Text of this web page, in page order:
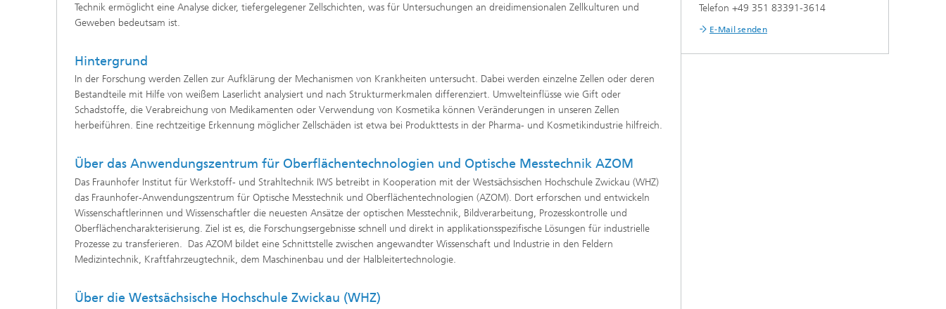
Technik ermöglicht eine Analyse dicker, tiefergelegener Zellschichten, was für Untersuchungen an dreidimensionalen Zellkulturen und
Geweben bedeutsam ist.
Hintergrund
In der Forschung werden Zellen zur Aufklärung der Mechanismen von Krankheiten untersucht. Dabei werden einzelne Zellen oder deren
Bestandteile mit Hilfe von weißem Laserlicht analysiert und nach Strukturmerkmalen differenziert. Umwelteinflüsse wie Gift oder
Schadstoffe, die Verabreichung von Medikamenten oder Verwendung von Kosmetika können Veränderungen in unseren Zellen
herbeiführen. Eine rechtzeitige Erkennung möglicher Zellschäden ist etwa bei Produkttests in der Pharma- und Kosmetikindustrie hilfreich.
Über das Anwendungszentrum für Oberflächentechnologien und Optische Messtechnik AZOM
Das Fraunhofer Institut für Werkstoff- und Strahltechnik IWS betreibt in Kooperation mit der Westsächsischen Hochschule Zwickau (WHZ)
das Fraunhofer-Anwendungszentrum für Optische Messtechnik und Oberflächentechnologien (AZOM). Dort erforschen und entwickeln
Wissenschaftlerinnen und Wissenschaftler die neuesten Ansätze der optischen Messtechnik, Bildverarbeitung, Prozesskontrolle und
Oberflächencharakterisierung. Ziel ist es, die Forschungsergebnisse schnell und direkt in applikationsspezifische Lösungen für industrielle
Prozesse zu transferieren. Das AZOM bildet eine Schnittstelle zwischen angewandter Wissenschaft und Industrie in den Feldern
Medizintechnik, Kraftfahrzeugtechnik, dem Maschinenbau und der Halbleitertechnologie.
Über die Westsächsische Hochschule Zwickau (WHZ)
Telefon +49 351 83391-3614
E-Mail senden